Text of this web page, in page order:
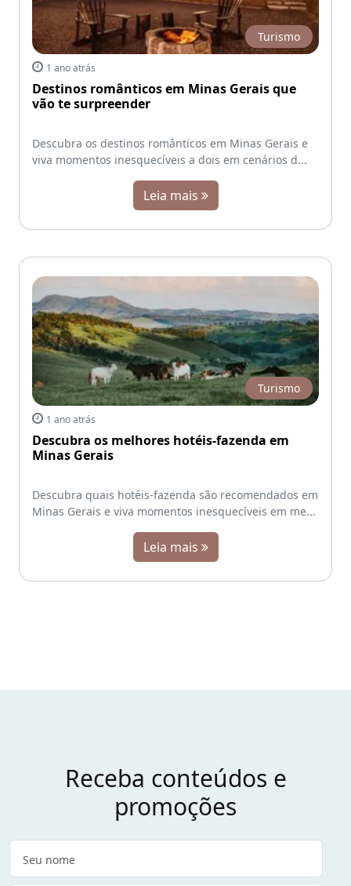
Turismo
1 ano atrás
Destinos românticos em Minas Gerais que
vão te surpreender
Descubra os destinos românticos em Minas Gerais e
viva momentos inesquecíveis a dois em cenários d...
Leia mais
Turismo
1 ano atrás
Descubra os melhores hotéis-fazenda em
Minas Gerais
Descubra quais hotéis-fazenda são recomendados em
Minas Gerais e viva momentos inesquecíveis em me...
Leia mais
Receba conteúdos e
promoções